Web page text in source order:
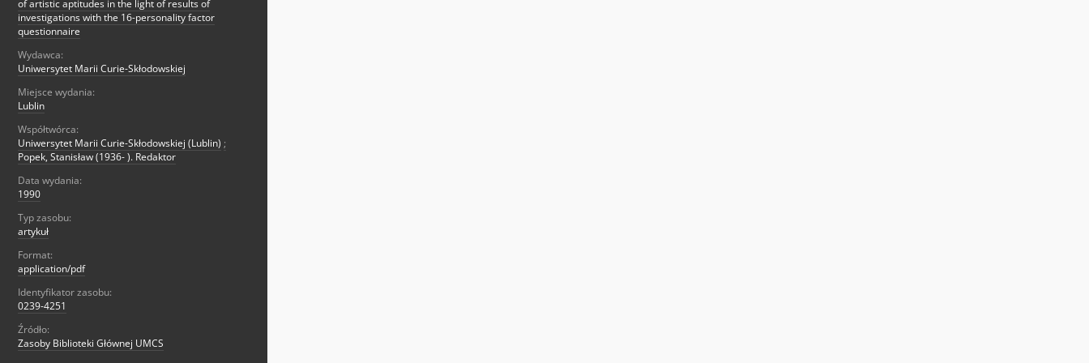
of artistic aptitudes in the light of results of
investigations with the 16-personality factor
questionnaire
Wydawca:
Uniwersytet Marii Curie-Skłodowskiej
Miejsce wydania:
Lublin
Współtwórca:
Uniwersytet Marii Curie-Skłodowskiej (Lublin) ;
Popek, Stanisław (1936- ). Redaktor
Data wydania:
1990
Typ zasobu:
artykuł
Format:
application/pdf
Identyfikator zasobu:
0239-4251
Źródło:
Zasoby Biblioteki Głównej UMCS